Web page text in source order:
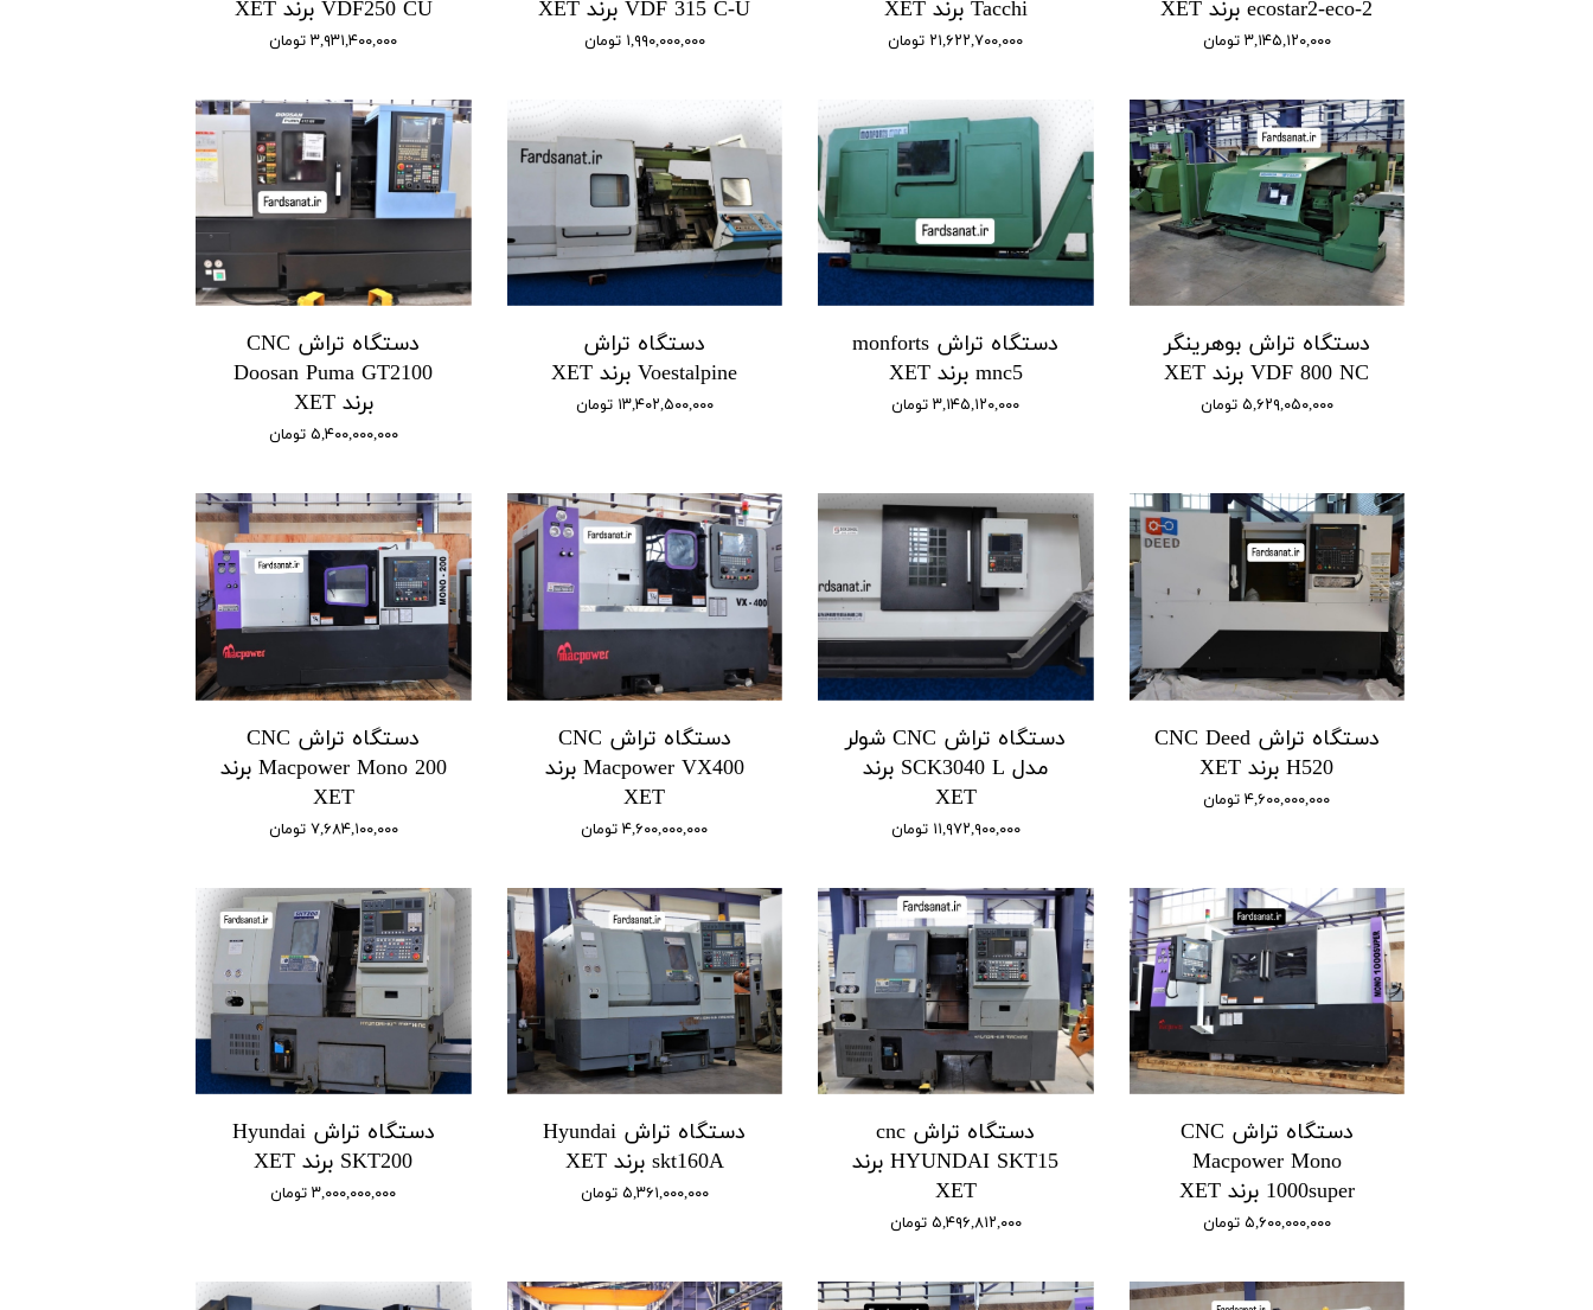
ecostar2-eco-2 برند XET
۳,۱۴۵,۱۲۰,۰۰۰ تومان
Tacchi برند XET
۲۱,۶۲۲,۷۰۰,۰۰۰ تومان
VDF 315 C-U برند XET
۱,۹۹۰,۰۰۰,۰۰۰ تومان
VDF250 CU برند XET
۳,۹۳۱,۴۰۰,۰۰۰ تومان
دستگاه تراش بوهرینگر
VDF 800 NC برند XET
۵,۶۲۹,۰۵۰,۰۰۰ تومان
دستگاه تراش monforts
mnc5 برند XET
۳,۱۴۵,۱۲۰,۰۰۰ تومان
دستگاه تراش
Voestalpine برند XET
۱۳,۴۰۲,۵۰۰,۰۰۰ تومان
دستگاه تراش CNC
Doosan Puma GT2100
برند XET
۵,۴۰۰,۰۰۰,۰۰۰ تومان
دستگاه تراش CNC Deed
H520 برند XET
۴,۶۰۰,۰۰۰,۰۰۰ تومان
دستگاه تراش CNC شولر
مدل SCK3040 L برند
XET
۱۱,۹۷۲,۹۰۰,۰۰۰ تومان
دستگاه تراش CNC
Macpower VX400 برند
XET
۴,۶۰۰,۰۰۰,۰۰۰ تومان
دستگاه تراش CNC
Macpower Mono 200 برند
XET
۷,۶۸۴,۱۰۰,۰۰۰ تومان
دستگاه تراش CNC
Macpower Mono
1000super برند XET
۵,۶۰۰,۰۰۰,۰۰۰ تومان
دستگاه تراش cnc
HYUNDAI SKT15 برند
XET
۵,۴۹۶,۸۱۲,۰۰۰ تومان
دستگاه تراش Hyundai
skt160A برند XET
۵,۳۶۱,۰۰۰,۰۰۰ تومان
دستگاه تراش Hyundai
SKT200 برند XET
۳,۰۰۰,۰۰۰,۰۰۰ تومان